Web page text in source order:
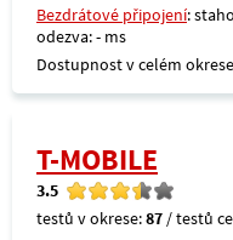
Bezdrátové připojení:
odezva: - ms
Dostupnost v celém
T-MOBILE
3.5
testů v okrese:87 / testů